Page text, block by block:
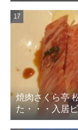
焼肉さくら亭
た・・・入居